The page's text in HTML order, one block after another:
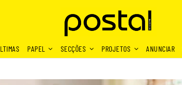
PAPEL SECÇÕES PROJETOS ANUNCIAR